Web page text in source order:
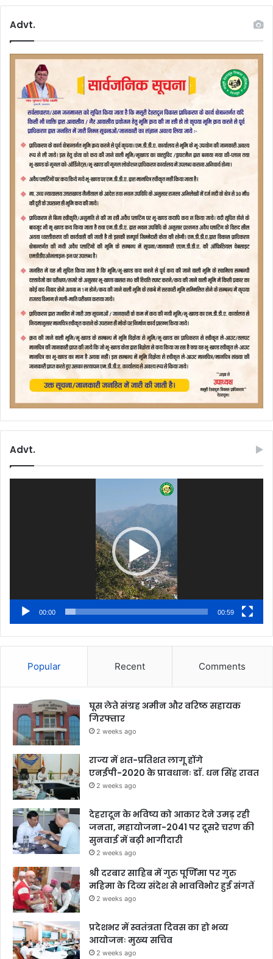
Advt.
Advt.
00:00 00:59
Popular Recent Comments
घूस लेते संग्रह अमीन और वरिष्ठ सहायक
गिरफ्तार
2 weeks ago
राज्य में शत-प्रतिशत लागू होंगे
एनईपी-2020 के प्रावधानः डाॅ. धन सिंह रावत
2 weeks ago
देहरादून के भविष्य को आकार देने उमड़ रही
जनता, महायोजना-2041 पर दूसरे चरण की
सुनवाई में बढ़ी भागीदारी
2 weeks ago
श्री दरबार साहिब में गुरु पूर्णिमा पर गुरु
महिमा के दिव्य संदेश से भावविभोर हुई संगतें
2 weeks ago
प्रदेशभर में स्वतंत्रता दिवस का हो भव्य
आयोजनः मुख्य सचिव
2 weeks ago